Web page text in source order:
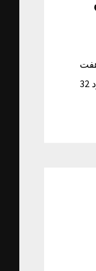
نفره برای انتخابی تیم ملی برگزاری مسابقات چهارجانبه فوتبال هفت نفره برای انتخابی تیم ملی لایسنس نود 32